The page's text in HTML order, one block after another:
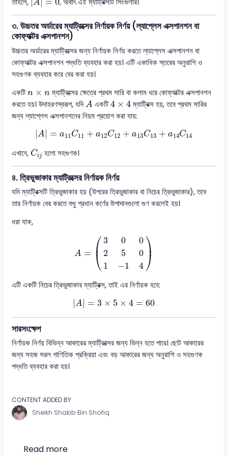
A
৩. উচ্চতর অর্ডারের ম্যাট্রিক্সের নির্ণায়ক নির্ণয় (ল্যাপ্লেস এক্সপানশন বা
কোফ্যাক্টর এক্সপানশন)
উচ্চতর অর্ডারের ম্যাট্রিক্সের জন্য নির্ণায়ক নির্ণয় করতে ল্যাপ্লেস এক্সপানশন বা
কোফ্যাক্টর এক্সপানশন পদ্ধতি ব্যবহার করা হয়। এটি একাধিক স্তরের অনুরাশি ও
সহগুণক ব্যবহার করে বের করা হয়।
একটিn × n
n ×n
ম্যাট্রিক্সের ক্ষেত্রে প্রথম সারি বা কলাম ধরে কোফ্যাক্টর এক্সপানশন
করতে হয়। উদাহরণস্বরূপ, যদিA
A একটি4 × 4
4 ×4 ম্যাট্রিক্স হয়, তবে প্রথম সারির
জন্য ল্যাপ্লেস এক্সপানশনের নিয়ম প্রয়োগ করা যায়:
A = a11C11 + a12C12 + a13C13 + a14C14
|A = a11 C11 a 12 C12 a 13 C13 a 14 C14
এখানে, Cij
C হলো সহগুণক।
৪. ত্রিভুজাকার ম্যাট্রিক্সের নির্ণায়ক নির্ণয়
যদি ম্যাট্রিক্সটি ত্রিভুজাকার হয় (উপরের ত্রিভুজাকার বা নিচের ত্রিভুজাকার), তবে
তার নির্ণায়ক বের করতে শুধু প্রধান কর্ণের উপাদানগুলো গুণ করলেই হয়।
ধরা যাক,
A = ⎛
⎜⎝
3 0
0
2
5
0
1
−1 4
⎞⎟
⎠
300 50 4 )
এটি একটি নিচের ত্রিভুজাকার ম্যাট্রিক্স, তাই এর নির্ণায়ক হবে:
|A = 3 × 5 × 4 = 60
|A|=3× 5 ×4 = 60
সারসংক্ষেপ
নির্ণায়ক নির্ণয় বিভিন্ন আকারের ম্যাট্রিক্সের জন্য ভিন্ন হতে পারে। ছোট আকারের
জন্য সহজ সরল গাণিতিক প্রক্রিয়া এবং বড় আকারের জন্য অনুরাশি ও সহগুণক
পদ্ধতি ব্যবহার করা হয়।
CONTENT ADDED BY
Sheikh Shakib Bin Shofiq
Read more